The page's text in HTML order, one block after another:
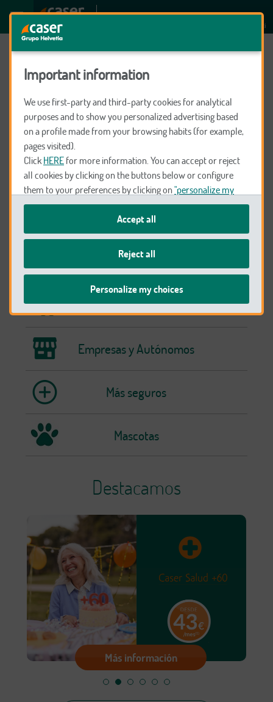
GEBISA 2013
Preparados para ti
Seguros
Coche y Moto
Salud
Hogar
Vida y Ahorro
Empresas y Autónomos
Más seguros
Mascotas
Destacamos
Más información
Important information
We use first-party and third-party cookies for analytical
purposes and to show you personalized advertising based
on a profile made from your browsing habits (for example,
pages visited).
Click HERE for more information. You can accept or reject
all cookies by clicking on the buttons below or configure
them to your preferences by clicking on"personalize my
choices".
We remind you that you can modify your cookie settings at
Cookie Policy
Accept all
Reject all
Personalize my choices